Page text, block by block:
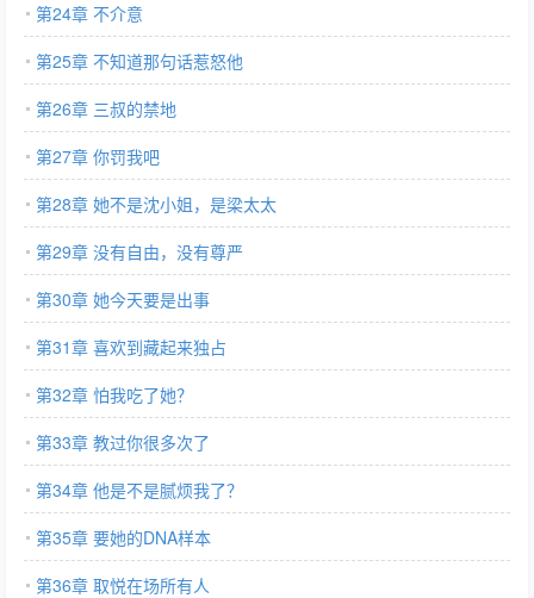
第24章 不介意
第25章 不知道那句话惹怒他
第26章 三叔的禁地
第27章 你罚我吧
第28章 她不是沈小姐，是梁太太
第29章 没有自由，没有尊严
第30章 她今天要是出事
第31章 喜欢到藏起来独占
第32章 怕我吃了她？
第33章 教过你很多次了
第34章 他是不是腻烦我了？
第35章 要她的DNA样本
第36章 取悦在场所有人